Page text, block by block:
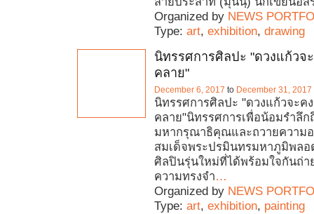
Organized by NEWS
Type: art, exhibition, drawing
นิทรรศการศิลปะ "ดวงแก้วจ
คลาย"
December 6, 2017 to December 31, 2017
นิทรรศการศิลปะ "ดวงแก้วจะค
คลาย"นิทรรศการเพื่อน้อมรำลึก
มหากรุณาธิคุณและถวายความ
สมเด็จพระปรมินทรมหาภูมิพลอ
ศิลปินรุ่นใหม่ที่ได้พร้อมใจกันถ่า
ความทรงจำ…
Organized by NEWS
Type: art, exhibition, painting